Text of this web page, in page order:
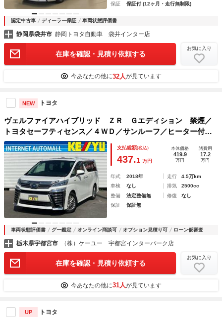
保証
保証付 (12ヶ月・走行無制限)
認定中古車 ディーラー保証 車両状態評価書
静岡県袋井市 静岡トヨタ自動車 袋井インター店
在庫を確認・見積り依頼する
お気に入り
今あなたの他に32人が見ています
NEW トヨタ
ヴェルファイアハイブリッド ＺＲ Ｇエディション 禁煙／
トヨタセーフティセンス／４ＷＤ／サンルーフ／ヒーター付き
黒革シート／フルエアロ／両側電動スライドドア／９．２イン
チＳＤナビ／フルセグＴＶ／１３．２インチ後席モニター／電
動リアゲート／スペアキー
支払総額(税込)
437.1 万円
本体価格
419.9
万円
諸費用
17.2
万円
年式 2018年 走行
4.5万km
車検
なし 排気
2500cc
整備
法定整備無 修復
なし
保証
保証無
車両状態評価書 グー鑑定 オンライン商談可 オプション見積り可 ローン仮審査
栃木県宇都宮市 （株）ケーユー 宇都宮インターパーク店
在庫を確認・見積り依頼する
お気に入り
今あなたの他に31人が見ています
UP トヨタ